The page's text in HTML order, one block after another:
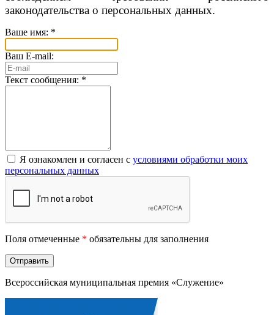
законодательства о персональных данных.
Ваше имя: *
Ваш E-mail:
Текст сообщения: *
Я ознакомлен и согласен с условиями обработки моих
персональных данных
Поля отмеченные * обязательны для заполнения
Отправить
Всероссийская муниципальная премия «Служение»